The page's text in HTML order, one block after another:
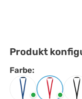
Produkt
Farbe:
Farbe auswählen
Navy Rot